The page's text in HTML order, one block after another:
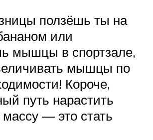
ползёшь ты на
или
мышцы в спортзале,
мышцы по
Короче,
путь нарастить
— это стать